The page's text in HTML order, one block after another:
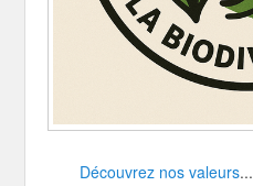
Découvrez nos valeurs...